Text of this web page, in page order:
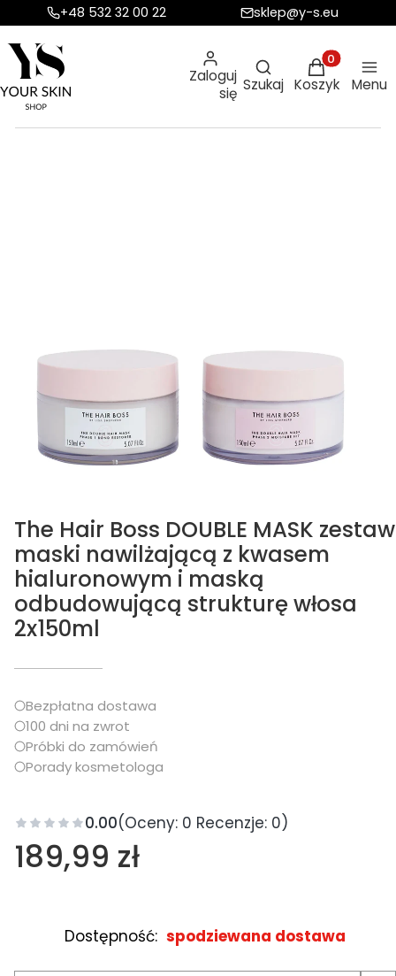
+48 532 32 00 22 sklep@y-s.eu
Zaloguj
się
Otwórz
Szukaj
Produkty w
Koszyk Menu
The Hair Boss DOUBLE MASK zestaw
maski nawilżającą z kwasem
hialuronowym i maską
odbudowującą strukturę włosa
2x150ml
Bezpłatna dostawa
100 dni na zwrot
Próbki do zamówień
Porady kosmetologa
0.00(Oceny: 0 Recenzje: 0)
Cena
189,99 zł
Dostępność: spodziewana dostawa